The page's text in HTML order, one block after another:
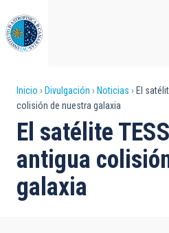
al
contenido
principal
Sobrescribir
enlaces
de
ayuda
a
Inicio Divulgación Noticias
El
colisión de nuestra galaxia
El satélite
antigua
galaxia